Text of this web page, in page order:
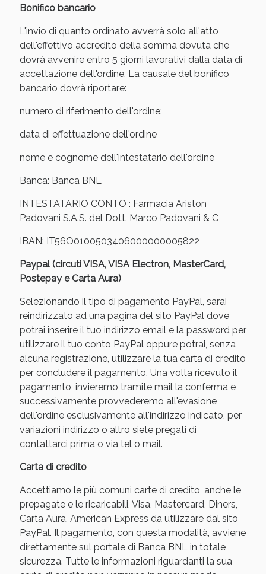
Bonifico bancario
L'invio di quanto ordinato avverrà solo all'atto
dell'effettivo accredito della somma dovuta che
dovrà avvenire entro 5 giorni lavorativi dalla data di
accettazione dell'ordine. La causale del bonifico
bancario dovrà riportare:
numero di riferimento dell'ordine:
data di effettuazione dell'ordine
nome e cognome dell'intestatario dell'ordine
Banca: Banca BNL
INTESTATARIO CONTO : Farmacia Ariston
Padovani S.A.S. del Dott. Marco Padovani & C
IBAN: IT56O0100503406000000005822
Paypal (circuti VISA, VISA Electron, MasterCard,
Postepay e Carta Aura)
Selezionando il tipo di pagamento PayPal, sarai
reindirizzato ad una pagina del sito PayPal dove
potrai inserire il tuo indirizzo email e la password per
utilizzare il tuo conto PayPal oppure potrai, senza
alcuna registrazione, utilizzare la tua carta di credito
per concludere il pagamento. Una volta ricevuto il
pagamento, invieremo tramite mail la conferma e
successivamente provvederemo all'evasione
dell'ordine esclusivamente all'indirizzo indicato, per
variazioni indirizzo o altro siete pregati di
contattarci prima o via tel o mail.
Carta di credito
Accettiamo le più comuni carte di credito, anche le
prepagate e le ricaricabili, Visa, Mastercard, Diners,
Carta Aura, American Express da utilizzare dal sito
PayPal. Il pagamento, con questa modalità, avviene
direttamente sul portale di Banca BNL in totale
sicurezza. Tutte le informazioni riguardanti la sua
Sconto fino al 55% disponibile oggi!